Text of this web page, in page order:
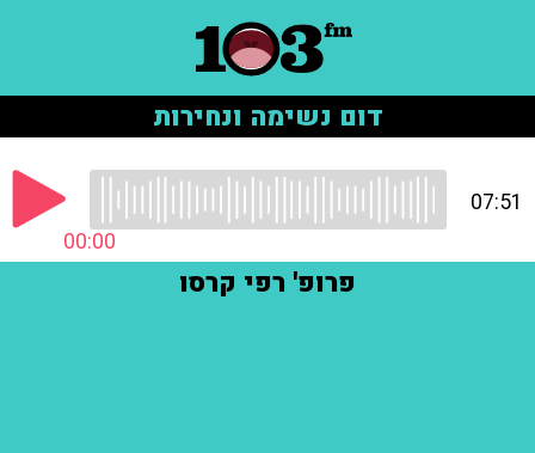
דום נשימה ונחירות
00:00
07:51
פרופ' רפי קרסו